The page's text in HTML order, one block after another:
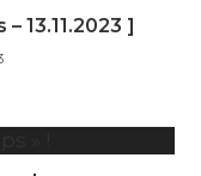
13.11.2023 ]